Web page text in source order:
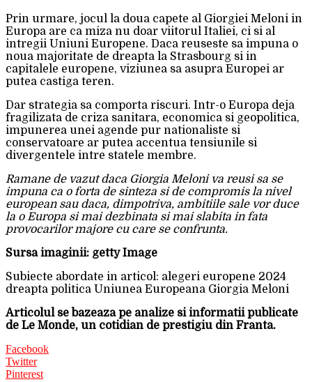
Prin urmare, jocul la doua capete al Giorgiei Meloni in
Europa are ca miza nu doar viitorul Italiei, ci si al
intregii Uniuni Europene. Daca reuseste sa impuna o
noua majoritate de dreapta la Strasbourg si in
capitalele europene, viziunea sa asupra Europei ar
putea castiga teren.
Dar strategia sa comporta riscuri. Intr-o Europa deja
fragilizata de criza sanitara, economica si geopolitica,
impunerea unei agende pur nationaliste si
conservatoare ar putea accentua tensiunile si
divergentele intre statele membre.
Ramane de vazut daca Giorgia Meloni va reusi sa se
impuna ca o forta de sinteza si de compromis la nivel
european sau daca, dimpotriva, ambitiile sale vor duce
la o Europa si mai dezbinata si mai slabita in fata
provocarilor majore cu care se confrunta.
Sursa imaginii: getty Image
Subiecte abordate in articol: alegeri europene 2024
dreapta politica Uniunea Europeana Giorgia Meloni
Articolul se bazeaza pe analize si informatii publicate
de Le Monde, un cotidian de prestigiu din Franta.
Facebook
Twitter
Pinterest